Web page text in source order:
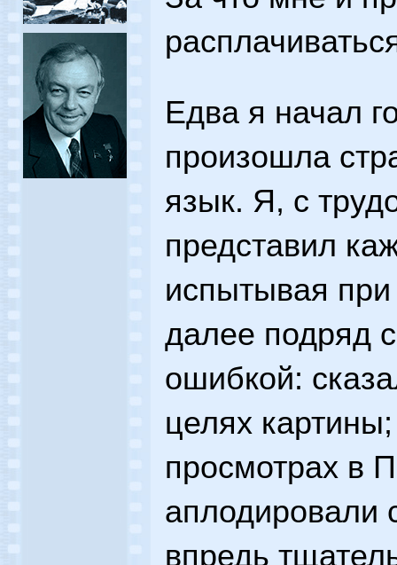
Едва я начал
произошла
язык. Я, с
представил
испытывая
далее подряд
ошибкой:
целях
просмотрах в
аплодировали
впредь